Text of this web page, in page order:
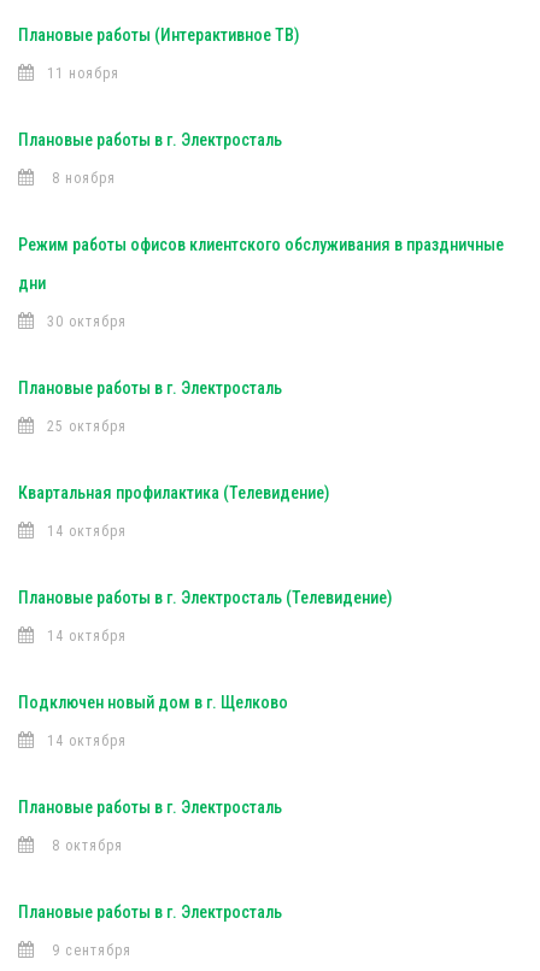
Плановые работы (Интерактивное ТВ)
11 ноября
Плановые работы в г. Электросталь
8 ноября
Режим работы офисов клиентского обслуживания в праздничные
дни
30 октября
Плановые работы в г. Электросталь
25 октября
Квартальная профилактика (Телевидение)
14 октября
Плановые работы в г. Электросталь (Телевидение)
14 октября
Подключен новый дом в г. Щелково
14 октября
Плановые работы в г. Электросталь
8 октября
Плановые работы в г. Электросталь
9 сентября